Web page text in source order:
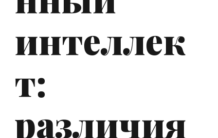
интеллек
т:
различия